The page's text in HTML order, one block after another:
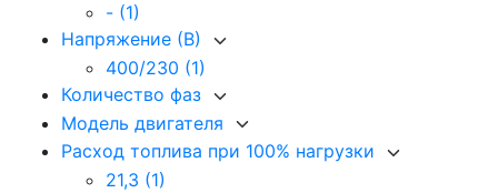
- (1)
Напряжение (В)
400/230 (1)
Количество фаз
Модель двигателя
Расход топлива при 100% нагрузки
21,3 (1)